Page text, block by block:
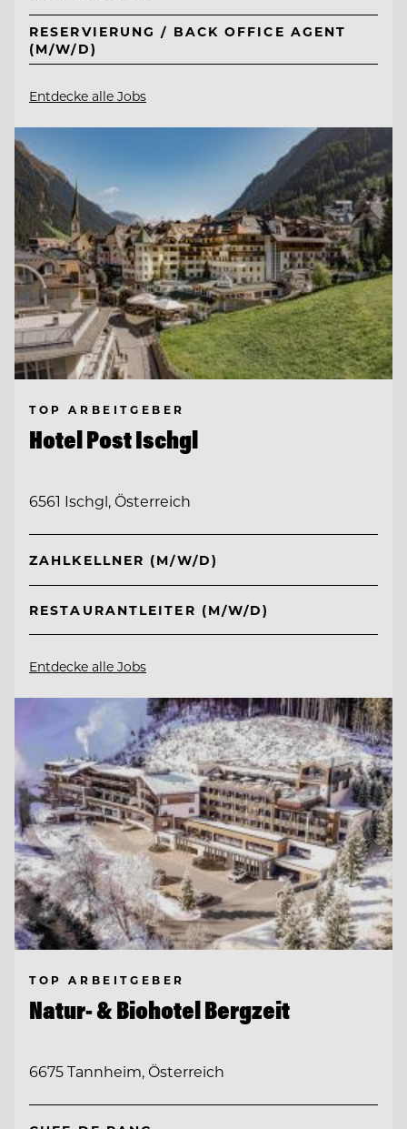
RESERVIERUNG / BACK OFFICE AGENT
(M/W/D)
Entdecke alle Jobs
TOP ARBEITGEBER
Hotel Post Ischgl
6561 Ischgl, Österreich
ZAHLKELLNER (M/W/D)
RESTAURANTLEITER (M/W/D)
Entdecke alle Jobs
TOP ARBEITGEBER
Natur- & Biohotel Bergzeit
6675 Tannheim, Österreich